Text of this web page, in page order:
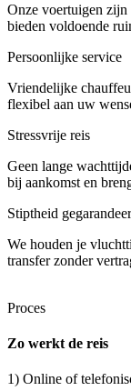
Onze voertuigen zijn
bieden voldoende
Persoonlijke service
Vriendelijke
flexibel aan uw
Stressvrije reis
Geen lange
bij aankomst en
Stiptheid
We houden je
transfer zonder
Proces
Zo werkt de reis
1) Online of